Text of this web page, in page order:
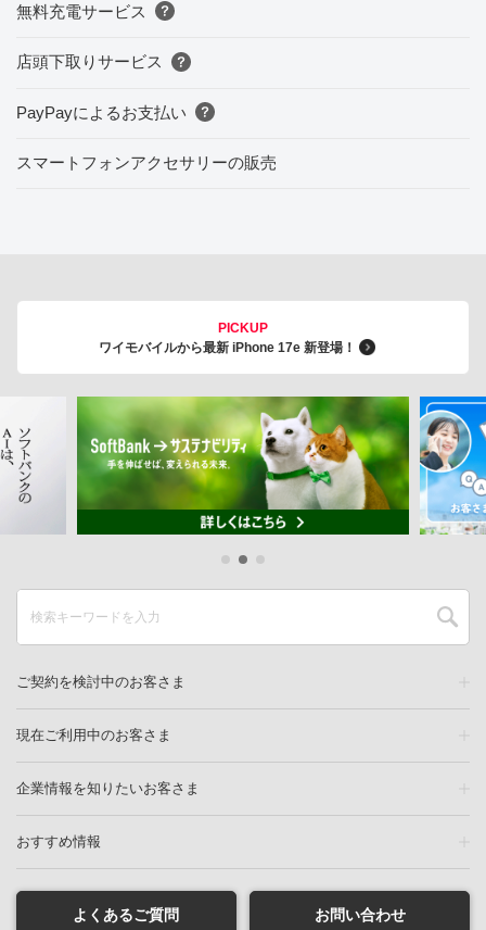
無料充電サービス
店頭下取りサービス
PayPayによるお支払い
スマートフォンアクセサリーの販売
PICKUP
ワイモバイルから最新 iPhone 17e 新登場！
ご契約を検討中のお客さま
現在ご利用中のお客さま
企業情報を知りたいお客さま
おすすめ情報
よくあるご質問 お問い合わせ